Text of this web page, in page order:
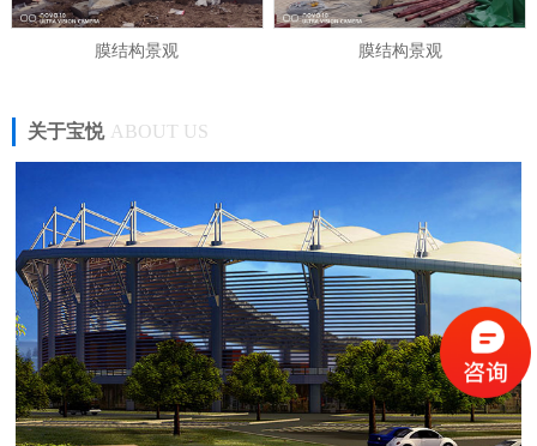
膜结构景观 膜结构景观
关于宝悦 ABOUT US